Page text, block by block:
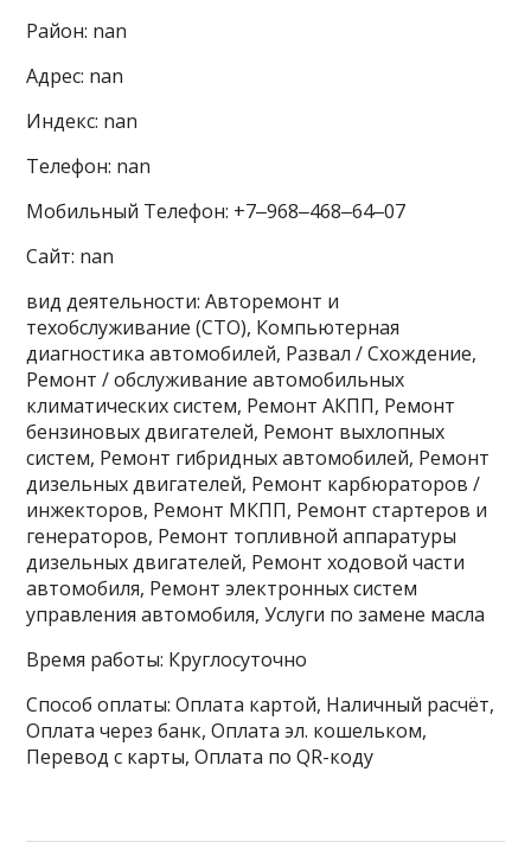
Район: nan
Адрес: nan
Индекс: nan
Телефон: nan
Мобильный Телефон: +7‒968‒468‒64‒07
Сайт: nan
вид деятельности: Авторемонт и
техобслуживание (СТО), Компьютерная
диагностика автомобилей, Развал / Схождение,
Ремонт / обслуживание автомобильных
климатических систем, Ремонт АКПП, Ремонт
бензиновых двигателей, Ремонт выхлопных
систем, Ремонт гибридных автомобилей, Ремонт
дизельных двигателей, Ремонт карбюраторов /
инжекторов, Ремонт МКПП, Ремонт стартеров и
генераторов, Ремонт топливной аппаратуры
дизельных двигателей, Ремонт ходовой части
автомобиля, Ремонт электронных систем
управления автомобиля, Услуги по замене масла
Время работы: Круглосуточно
Способ оплаты: Оплата картой, Наличный расчёт,
Оплата через банк, Оплата эл. кошельком,
Перевод с карты, Оплата по QR-коду